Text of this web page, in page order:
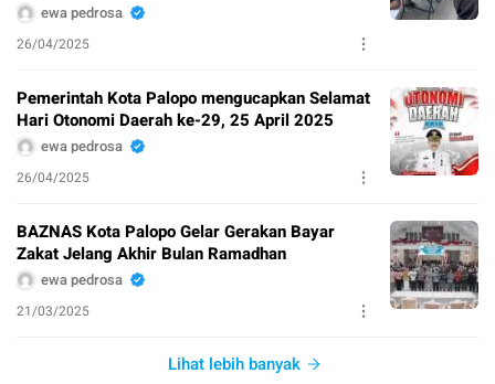
ewa pedrosa
26/04/2025
Pemerintah Kota Palopo mengucapkan Selamat
Hari Otonomi Daerah ke-29, 25 April 2025
ewa pedrosa
26/04/2025
BAZNAS Kota Palopo Gelar Gerakan Bayar
Zakat Jelang Akhir Bulan Ramadhan
ewa pedrosa
21/03/2025
Lihat lebih banyak